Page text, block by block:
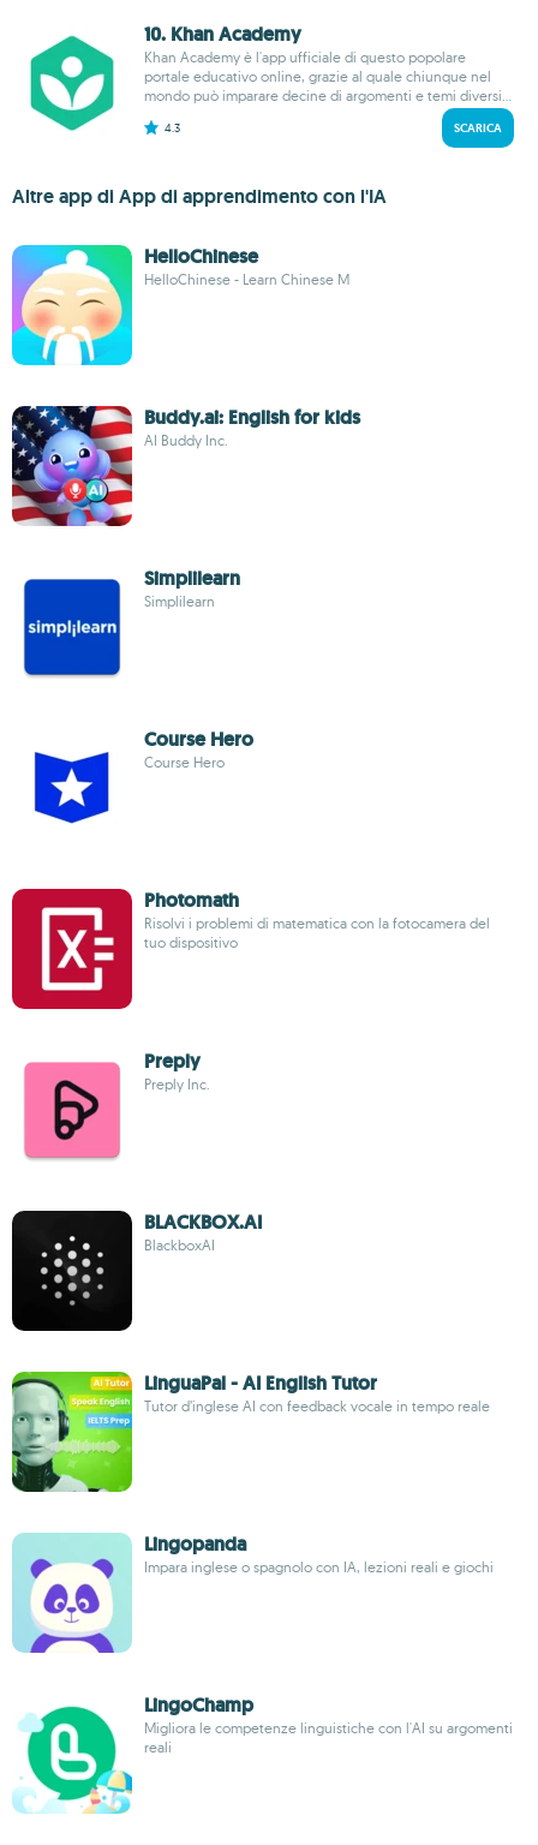
10. Khan Academy
Khan Academy è l'app ufficiale di questo popolare
portale educativo online, grazie al quale chiunque nel
mondo può imparare decine di argomenti e temi diversi...
4.3 SCARICA
Altre app di App di apprendimento con l'IA
HelloChinese
HelloChinese - Learn Chinese M
Buddy.ai: English for kids
AI Buddy Inc.
Simplilearn
Simplilearn
Course Hero
Course Hero
Photomath
Risolvi i problemi di matematica con la fotocamera del
tuo dispositivo
Preply
Preply Inc.
BLACKBOX.AI
BlackboxAI
LinguaPal - AI English Tutor
Tutor d’inglese AI con feedback vocale in tempo reale
Lingopanda
Impara inglese o spagnolo con IA, lezioni reali e giochi
LingoChamp
Migliora le competenze linguistiche con l'AI su argomenti
reali